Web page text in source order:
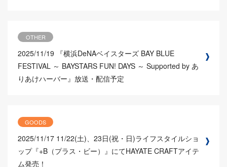
OTHER
2025/11/19
『横浜DeNAベイスターズ BAY BLUE
FESTIVAL ～ BAYSTARS FUN! DAYS ～ Supported by あ
りあけハーバー』放送・配信予定
GOODS
2025/11/17 11/22(土)、23日(祝・日)ライフスタイルショ
ップ『+B（プラス・ビー）』にてHAYATE CRAFTアイテ
ム発売！